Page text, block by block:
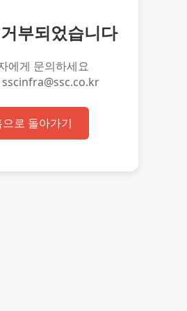
부되었습니다
에게 문의하세요
sscinfra@ssc.co.kr
으로 돌아가기